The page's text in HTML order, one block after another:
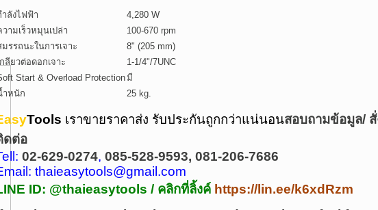
ำลังไฟฟ้า
4,280 W
วามเร็วหมุนเปล่า
100-670 rpm
มรรถนะในการเจาะ
8" (205 mm)
ลียวต่อดอกเจาะ
1-1/4"/7UNC
Start & Overload Protectionมี
ำหนัก
25 kg.
Tools เราขายราคาส่ง รับประกันถูกกว่าแน่นอนสอบถามข้อมูล/
ดต่อ
02-629-0274, 085-528-9593, 081-206-7686
thaieasytools@gmail.com
ID: @thaieasytools / คลิกที่ลิ้งค์ https://lin.ee/k6xdRzm